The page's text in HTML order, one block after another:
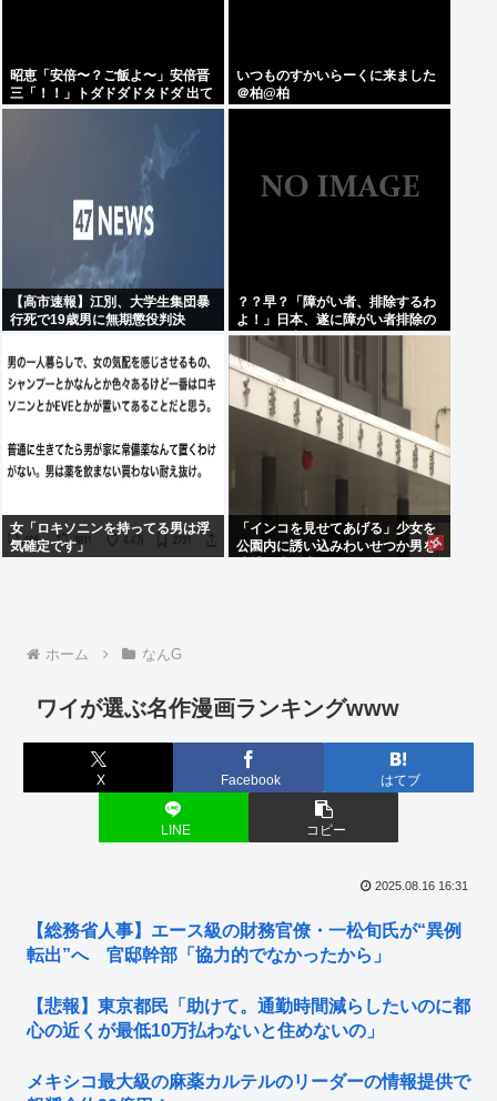
昭恵「安倍〜？ご飯よ〜」安倍晋
三「！！」トダドダドタドダ 出て
きそうなご飯
いつものすかいらーくに来ました
＠柏@柏
【高市速報】江別、大学生集団暴
行死で19歳男に無期懲役判決
？？早？「障がい者、排除するわ
よ！」日本、遂に障がい者排除の
為に動き出す。
女「ロキソニンを持ってる男は浮
気確定です」
「インコを見せてあげる」少女を
公園内に誘い込みわいせつか男を
ホーム なんG
ワイが選ぶ名作漫画ランキングwww
X Facebook はてブ
LINE コピー
2025.08.16 16:31
【総務省人事】エース級の財務官僚・一松旬氏が“異例
転出”へ 官邸幹部「協力的でなかったから」
【悲報】東京都民「助けて。通勤時間減らしたいのに都
心の近くが最低10万払わないと住めないの」
メキシコ最大級の麻薬カルテルのリーダーの情報提供で